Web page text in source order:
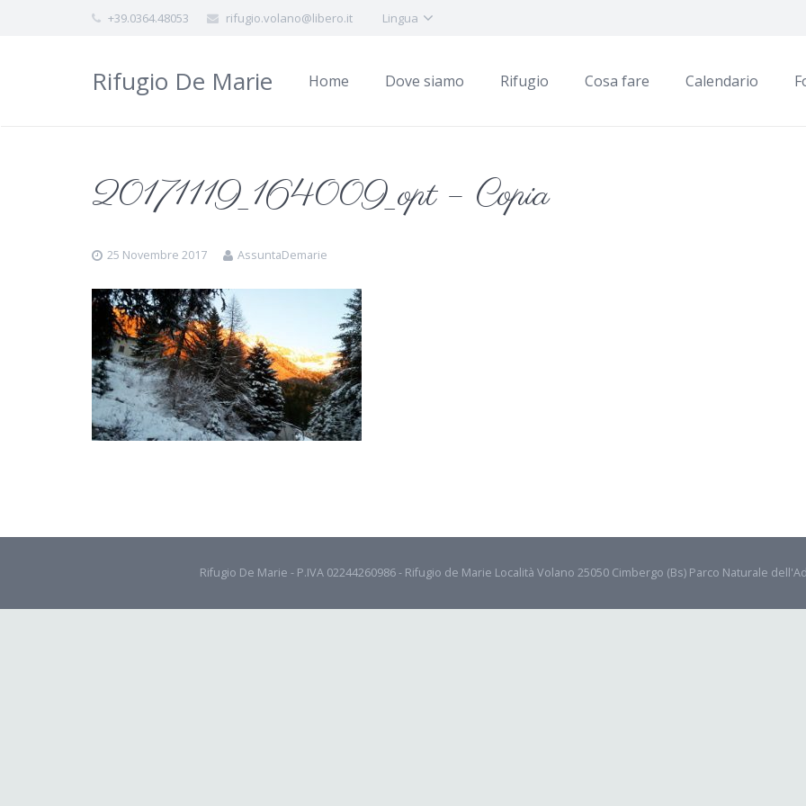
+39.0364.48053 rifugio.volano@libero.it Lingua
Rifugio De Marie Home Dove siamo Rifugio Cosa fare Calendario
20171119_164009_opt – Copia
25 Novembre 2017 AssuntaDemarie
Rifugio De Marie - P.IVA 02244260986 - Rifugio de Marie Località Volano 25050 Cimbergo (Bs) Parco Naturale